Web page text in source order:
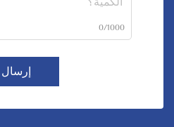
0/1000
إرسال